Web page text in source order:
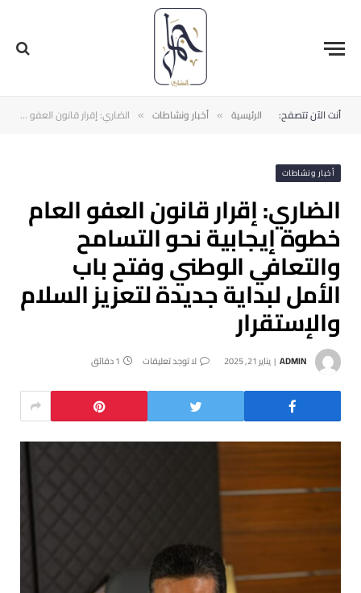
أنت الآن تتصفح: الرئيسية » أخبار ونشاطات » الضاري: إقرار قانون العفو العام خطوة إيجابية نحو التسامح والتعافي الوطني وفتح باب الأمل لبداية جديدة لتعزيز السلام والإستقرار
أخبار ونشاطات
الضاري: إقرار قانون العفو العام
خطوة إيجابية نحو التسامح
والتعافي الوطني وفتح باب
الأمل لبداية جديدة لتعزيز السلام
والإستقرار
ADMIN يناير 21, 2025 لا توجد تعليقات 1 دقائق